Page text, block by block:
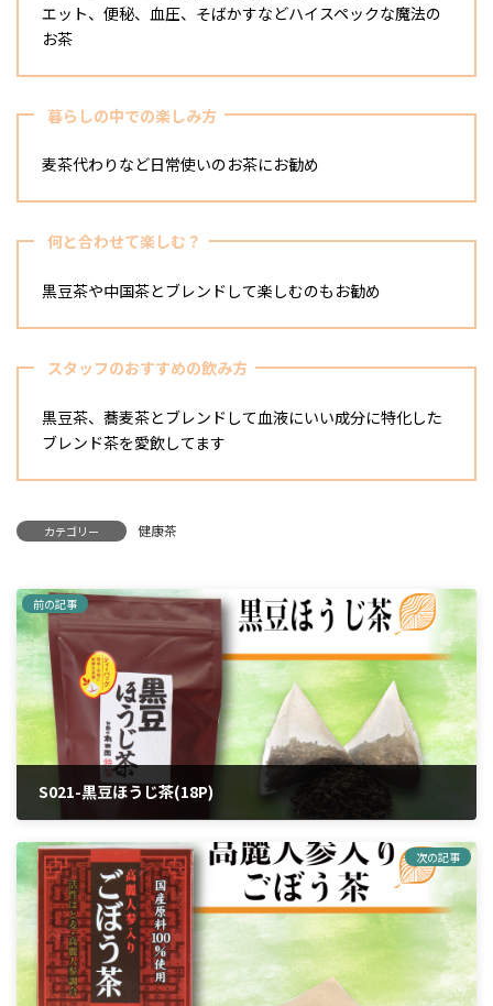
エット、便秘、血圧、そばかすなどハイスペックな魔法の
お茶
暮らしの中での楽しみ方
麦茶代わりなど日常使いのお茶にお勧め
何と合わせて楽しむ？
黒豆茶や中国茶とブレンドして楽しむのもお勧め
スタッフのおすすめの飲み方
黒豆茶、蕎麦茶とブレンドして血液にいい成分に特化した
ブレンド茶を愛飲してます
カテゴリー 健康茶
前の記事
S021-黒豆ほうじ茶(18P)
次の記事